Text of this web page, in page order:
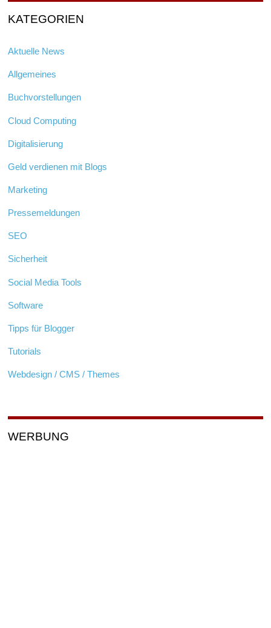
KATEGORIEN
Aktuelle News
Allgemeines
Buchvorstellungen
Cloud Computing
Digitalisierung
Geld verdienen mit Blogs
Marketing
Pressemeldungen
SEO
Sicherheit
Social Media Tools
Software
Tipps für Blogger
Tutorials
Webdesign / CMS / Themes
WERBUNG